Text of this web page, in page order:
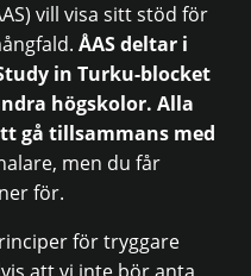
vill visa sitt stöd för
ÅAS deltar i
in Turku-blocket
högskolor. Alla
gå tillsammans med
men du får
för.
för tryggare